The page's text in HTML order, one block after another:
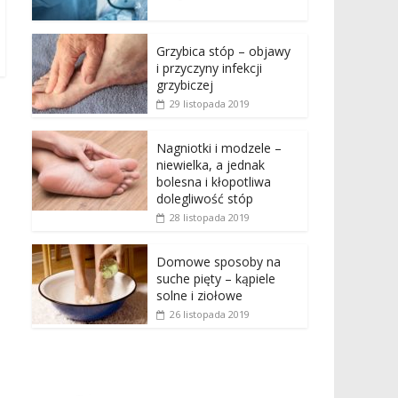
Grzybica stóp – objawy
i przyczyny infekcji
grzybiczej
29 listopada 2019
Nagniotki i modzele –
niewielka, a jednak
bolesna i kłopotliwa
dolegliwość stóp
28 listopada 2019
Domowe sposoby na
suche pięty – kąpiele
solne i ziołowe
26 listopada 2019